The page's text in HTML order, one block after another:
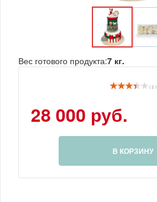
Вес готового продукта:7 кг.
( 2 )
28 000 руб.
В КОРЗИНУ